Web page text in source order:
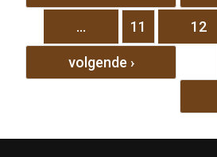
… 11 12
volgende ›